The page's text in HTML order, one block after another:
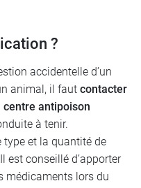
?
accidentelle d’un
animal, il faut contacter
antipoison
à tenir.
type et la quantité de
est conseillé d’apporter
médicaments lors du